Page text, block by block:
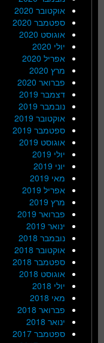
אוקטובר 2020
ספטמבר 2020
אוגוסט 2020
יולי 2020
אפריל 2020
מרץ 2020
פברואר 2020
דצמבר 2019
נובמבר 2019
אוקטובר 2019
ספטמבר 2019
אוגוסט 2019
יולי 2019
יוני 2019
מאי 2019
אפריל 2019
מרץ 2019
פברואר 2019
ינואר 2019
נובמבר 2018
אוקטובר 2018
ספטמבר 2018
אוגוסט 2018
יולי 2018
מאי 2018
פברואר 2018
ינואר 2018
ספטמבר 2017